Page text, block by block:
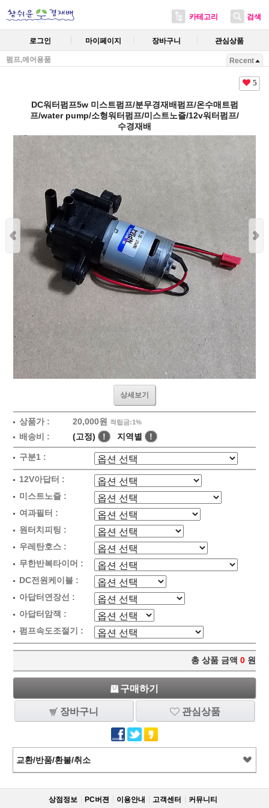
카테고리 검색
로그인 마이페이지 장바구니 관심상품
펌프,에어용품 Recent
5
DC워터펌프5w 미스트펌프/분무경재배펌프/온수매트펌
프/water pump/소형워터펌프/미스트노즐/12v워터펌프/
수경재배
상세보기
상품가 : 20,000원 적립금:1%
배송비 : (고정) ! 지역별 !
구분1 :
12V아답터 :
미스트노즐 :
여과필터 :
원터치피팅 :
우레탄호스 :
무한반복타이머 :
DC전원케이블 :
아답터연장선 :
아답터암잭 :
펌프속도조절기 :
총 상품 금액 0 원
구매하기
장바구니 관심상품
교환/반품/환불/취소
상점정보 PC버젼 이용안내 고객센터 커뮤니티